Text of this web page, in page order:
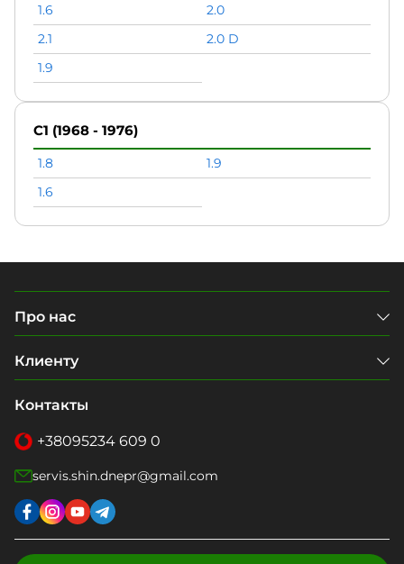
1.6
2.0
2.1
2.0 D
1.9
C1 (1968 - 1976)
1.8
1.9
1.6
Про нас
Клиенту
Контакты
+38095234 609 0
servis.shin.dnepr@gmail.com